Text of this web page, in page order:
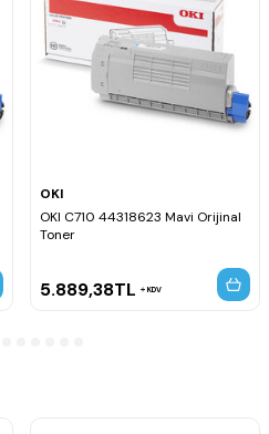
OKI
OKI C710 44318623 Mavi Orijinal
Toner
5.889,38TL KDV